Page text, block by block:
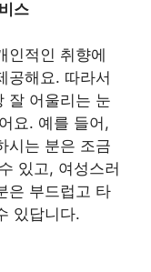
스
인적인 취향에
공해요. 따라서
잘 어울리는 눈
요. 예를 들어,
시는 분은 조금
있고, 여성스러
은 부드럽고 타
있답니다.